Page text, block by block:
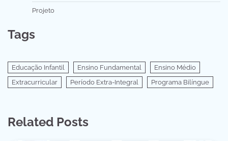
Projeto
Tags
Educação Infantil Ensino Fundamental
Ensino Médio
Extracurricular
Período Extra-Integral Programa Bilíngue
Related Posts